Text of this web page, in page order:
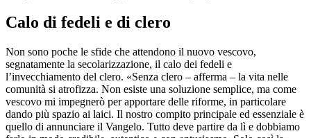
Calo di fedeli e di clero
Non sono poche le sfide che attendono il nuovo vescovo,
segnatamente la secolarizzazione, il calo dei fedeli e
l’invecchiamento del clero. «Senza clero – afferma – la vita nelle
comunità si atrofizza. Non esiste una soluzione semplice, ma come
vescovo mi impegnerò per apportare delle riforme, in particolare
dando più spazio ai laici. Il nostro compito principale ed essenziale è
quello di annunciare il Vangelo. Tutto deve partire da lì e dobbiamo